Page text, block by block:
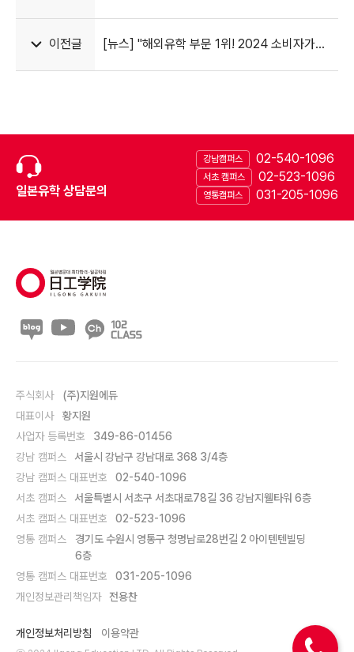
이전글
[뉴스] "해외유학 부문 1위! 2024 소비자가
일본유학 상담문의
강남캠퍼스 02-540-1096
서초 캠퍼스 02-523-1096
영통캠퍼스 031-205-1096
주식회사
(주)지원에듀
대표이사
황지원
사업자 등록번호
349-86-01456
강남 캠퍼스
서울시 강남구 강남대로 368 3/4층
강남 캠퍼스 대표번호
02-540-1096
서초 캠퍼스
서울특별시 서초구 서초대로78길 36 강남지웰타워 6층
서초 캠퍼스 대표번호
02-523-1096
영통 캠퍼스
경기도 수원시 영통구 청명남로28번길 2 아이텐텐빌딩
6층
영통 캠퍼스 대표번호
031-205-1096
개인정보관리책임자
전용찬
개인정보처리방침 이용약관